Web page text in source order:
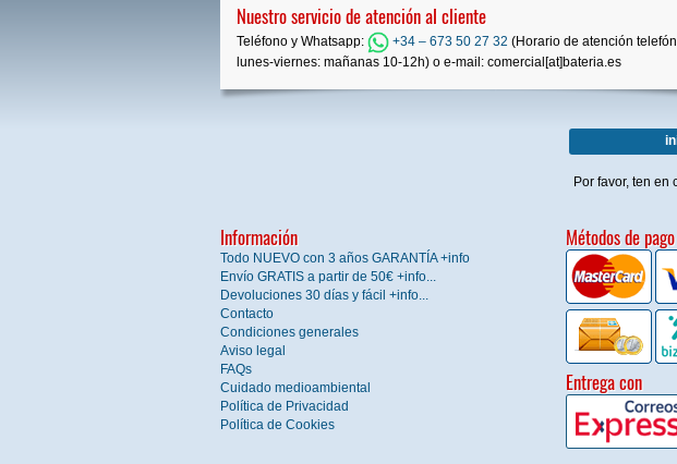
Nuestro servicio de atención al cliente
Teléfono y Whatsapp: +34 – 673 50 27 32 (Horario de atención
lunes-viernes: mañanas 10-12h) o e-mail: comercial[at]bateria.es
Por favor, ten en
Información
Todo NUEVO con 3 años GARANTÍA +info
Envío GRATIS a partir de 50€ +info...
Devoluciones 30 días y fácil +info...
Contacto
Condiciones generales
Aviso legal
FAQs
Cuidado medioambiental
Política de Privacidad
Política de Cookies
Métodos de pago
Entrega con